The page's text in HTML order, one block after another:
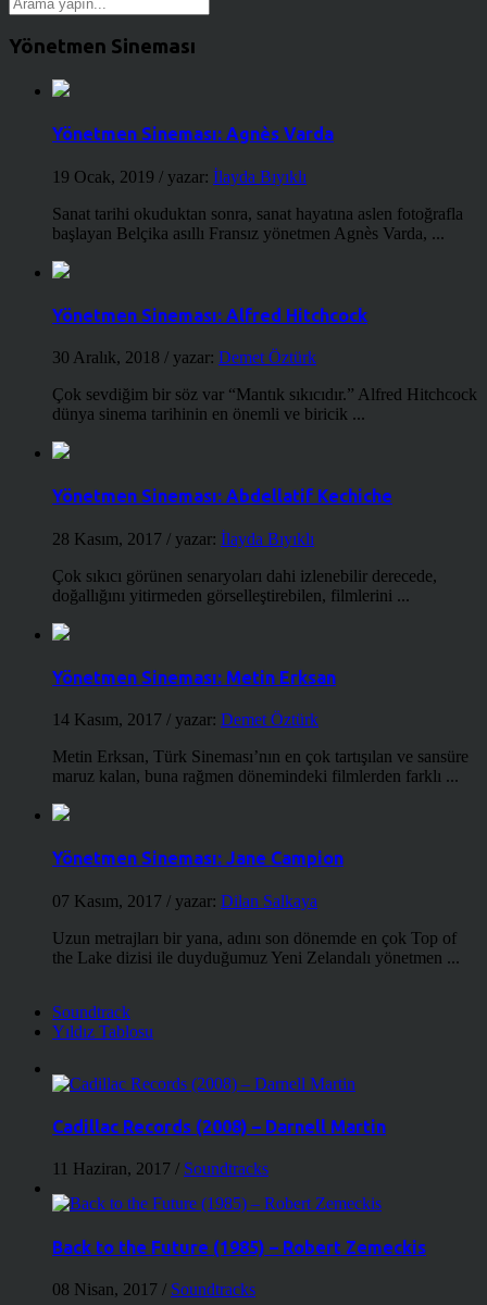
Yönetmen Sineması
Yönetmen Sineması: Agnès Varda
19 Ocak, 2019 / yazar: İlayda Bıyıklı
Sanat tarihi okuduktan sonra, sanat hayatına aslen fotoğrafla
başlayan Belçika asıllı Fransız yönetmen Agnès Varda, ...
Yönetmen Sineması: Alfred Hitchcock
30 Aralık, 2018 / yazar: Demet Öztürk
Çok sevdiğim bir söz var “Mantık sıkıcıdır.” Alfred Hitchcock
dünya sinema tarihinin en önemli ve biricik ...
Yönetmen Sineması: Abdellatif Kechiche
28 Kasım, 2017 / yazar: İlayda Bıyıklı
Çok sıkıcı görünen senaryoları dahi izlenebilir derecede,
doğallığını yitirmeden görselleştirebilen, filmlerini ...
Yönetmen Sineması: Metin Erksan
14 Kasım, 2017 / yazar: Demet Öztürk
Metin Erksan, Türk Sineması’nın en çok tartışılan ve sansüre
maruz kalan, buna rağmen dönemindeki filmlerden farklı ...
Yönetmen Sineması: Jane Campion
07 Kasım, 2017 / yazar: Dilan Salkaya
Uzun metrajları bir yana, adını son dönemde en çok Top of
the Lake dizisi ile duyduğumuz Yeni Zelandalı yönetmen ...
Soundtrack
Yıldız Tablosu
Cadillac Records (2008) – Darnell Martin
11 Haziran, 2017 / Soundtracks
Back to the Future (1985) – Robert Zemeckis
08 Nisan, 2017 / Soundtracks